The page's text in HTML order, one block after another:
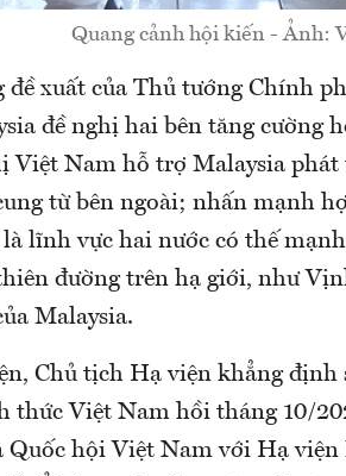
Quang cảnh hội kiến - Ảnh:
xuất của Thủ tướng Chính
đề nghị hai bên tăng cường
Việt Nam hỗ trợ Malaysia
từ bên ngoài; nhấn mạnh
lĩnh vực hai nước có thế
đường trên hạ giới, như
Malaysia.
Chủ tịch Hạ viện khẳng định
thức Việt Nam hồi tháng 10/
Quốc hội Việt Nam với Hạ viện